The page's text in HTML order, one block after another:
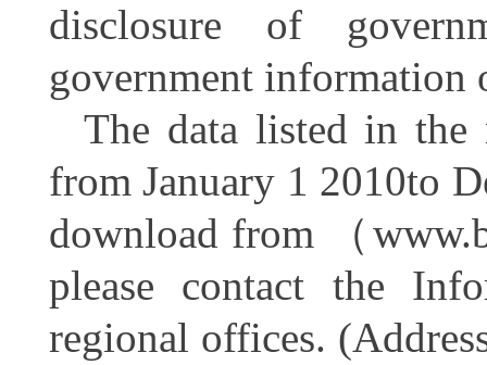
disclosure of
government information
The data listed in
from January 1 2010to
download from
（
please contact the
regional offices.